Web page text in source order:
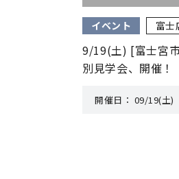
イベント 富士
9/19(土) [富士宮
別見学会、開催！
開催日： 09/19(土)